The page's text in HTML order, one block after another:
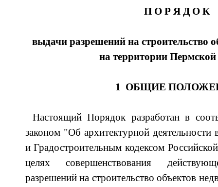
П О Р Я Д О К
выдачи разрешений на строительство
на территории Пермской
1 ОБЩИЕ
Настоящий Порядок разработан в
законом "Об архитектурной деятельности
и Градостроительным кодексом
целях совершенствования
разрешений на строительство объектов